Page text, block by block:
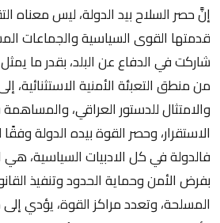
إنَّ حصر السلاح بيد الدولة، ليس معناه
قدمتها القوى السياسية والجماعات
شاركت في الدفاع عن البلد، بقدر ما
من منطق التعبئة الأمنية الاستثنائية،
والامتثال للدستور العراقي،
الاستقرار، وحصر القوة بيده الدولة
فالدولة في كل الادبيات السياسية، هي
بفرض الأمن وحماية الحدود وتنفيذ
المسلحة، وتعدد مراكز القوة، يؤدي إلى